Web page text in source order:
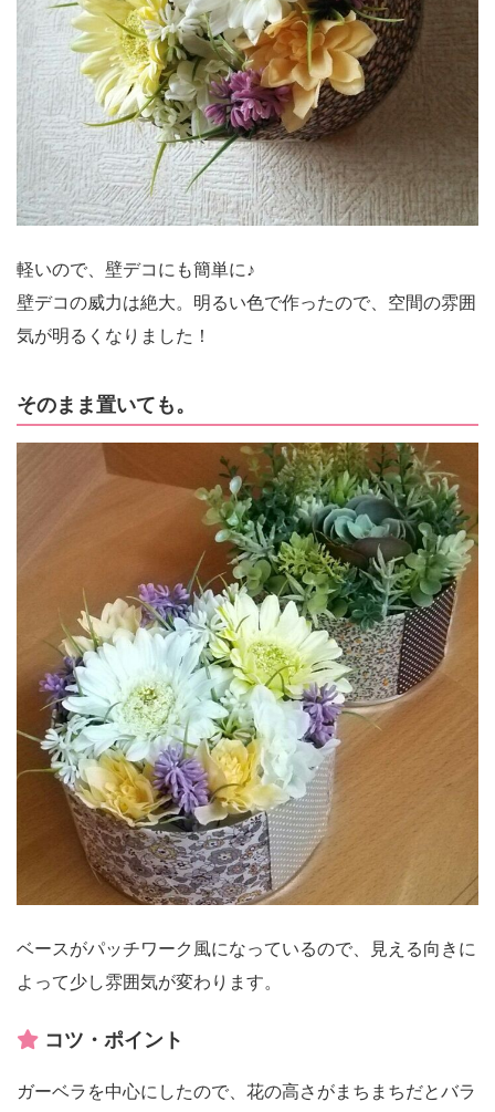
軽いので、壁デコにも簡単に♪
壁デコの威力は絶大。明るい色で作ったので、空間の雰囲
気が明るくなりました！
そのまま置いても。
ベースがパッチワーク風になっているので、見える向きに
よって少し雰囲気が変わります。
コツ・ポイント
ガーベラを中心にしたので、花の高さがまちまちだとバラ